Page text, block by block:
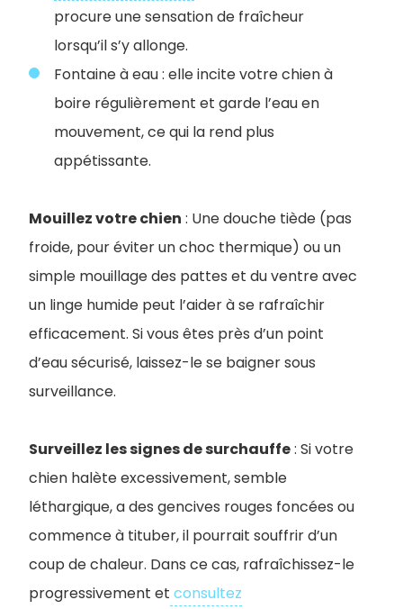
procure une sensation de fraîcheur
lorsqu’il s’y allonge.
Fontaine à eau : elle incite votre chien à
boire régulièrement et garde l’eau en
mouvement, ce qui la rend plus
appétissante.
Mouillez votre chien : Une douche tiède (pas
froide, pour éviter un choc thermique) ou un
simple mouillage des pattes et du ventre avec
un linge humide peut l’aider à se rafraîchir
efficacement. Si vous êtes près d’un point
d’eau sécurisé, laissez-le se baigner sous
surveillance.
Surveillez les signes de surchauffe: Si votre
chien halète excessivement, semble
léthargique, a des gencives rouges foncées ou
commence à tituber, il pourrait souffrir d’un
coup de chaleur. Dans ce cas, rafraîchissez-le
progressivement et consultez